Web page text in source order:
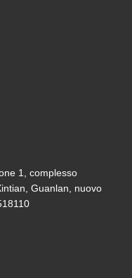
1, complesso
Guanlan, nuovo